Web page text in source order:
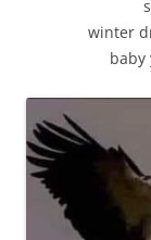
winter
baby